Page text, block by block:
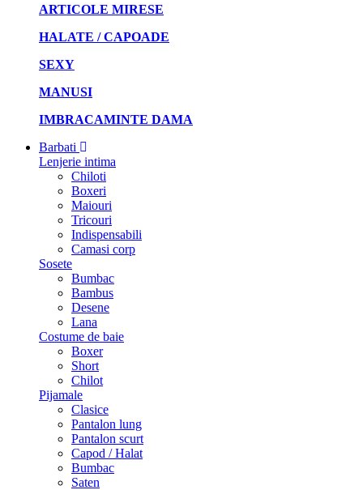
ARTICOLE MIRESE
HALATE / CAPOADE
SEXY
MANUSI
IMBRACAMINTE DAMA
Barbati
Lenjerie intima
Chiloti
Boxeri
Maiouri
Tricouri
Indispensabili
Camasi corp
Sosete
Bumbac
Bambus
Desene
Lana
Costume de baie
Boxer
Short
Chilot
Pijamale
Clasice
Pantalon lung
Pantalon scurt
Capod / Halat
Bumbac
Saten